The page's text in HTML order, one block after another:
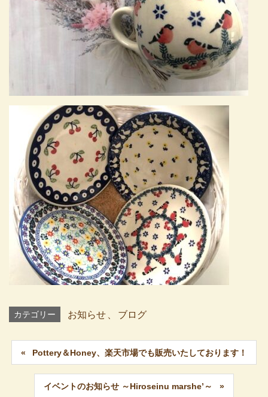
カテゴリー お知らせ ブログ
Pottery＆Honey、楽天市場でも販売いたしております！
イベントのお知らせ ～Hiroseinu marshe’～